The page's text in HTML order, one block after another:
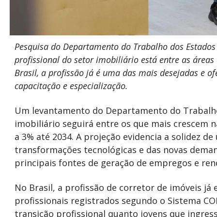
Pesquisa do Departamento do Trabalho dos
profissional do setor imobiliário está entre as
Brasil, a profissão já é uma das mais desejadas e
capacitação e especialização.
Um levantamento do Departamento do
imobiliário seguirá entre os que mais crescem
a 3% até 2034. A projeção evidencia a solidez
transformações tecnológicas e das novas
principais fontes de geração de empregos e
No Brasil, a profissão de corretor de imóveis já
profissionais registrados segundo o Sistema
transição profissional quanto jovens que